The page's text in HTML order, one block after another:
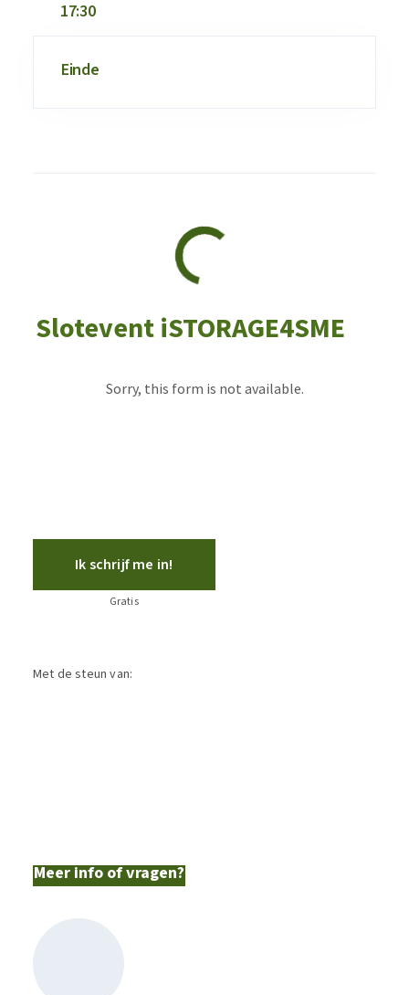
17:30
Einde
Ik schrijf me in!
Gratis
Met de steun van:
Meer info of vragen?